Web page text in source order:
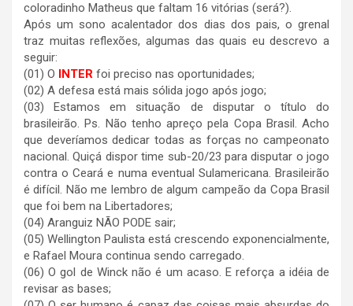
coloradinho Matheus que faltam 16 vitórias (será?).
Após um sono acalentador dos dias dos pais, o grenal
traz muitas reflexões, algumas das quais eu descrevo a
seguir:
(01) O INTER foi preciso nas oportunidades;
(02) A defesa está mais sólida jogo após jogo;
(03) Estamos em situação de disputar o título do
brasileirão. Ps. Não tenho apreço pela Copa Brasil. Acho
que deveríamos dedicar todas as forças no campeonato
nacional. Quiçá dispor time sub-20/23 para disputar o jogo
contra o Ceará e numa eventual Sulamericana. Brasileirão
é difícil. Não me lembro de algum campeão da Copa Brasil
que foi bem na Libertadores;
(04) Aranguiz NÃO PODE sair;
(05) Wellington Paulista está crescendo exponencialmente,
e Rafael Moura continua sendo carregado.
(06) O gol de Winck não é um acaso. E reforça a idéia de
revisar as bases;